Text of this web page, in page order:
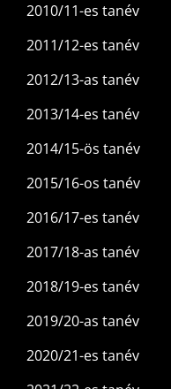
2010/11-es tanév
2011/12-es tanév
2012/13-as tanév
2013/14-es tanév
2014/15-ös tanév
2015/16-os tanév
2016/17-es tanév
2017/18-as tanév
2018/19-es tanév
2019/20-as tanév
2020/21-es tanév